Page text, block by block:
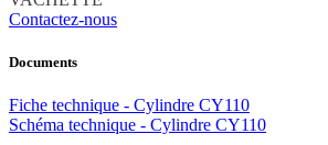
Contactez-nous
Documents
Fiche technique - Cylindre CY110
Schéma technique - Cylindre CY110